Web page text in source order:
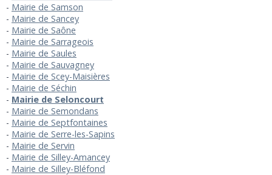
Mairie de Samson
Mairie de Sancey
Mairie de Saône
Mairie de Sarrageois
Mairie de Saules
Mairie de Sauvagney
Mairie de Scey-Maisières
Mairie de Séchin
Mairie de Seloncourt
Mairie de Semondans
Mairie de Septfontaines
Mairie de Serre-les-Sapins
Mairie de Servin
Mairie de Silley-Amancey
Mairie de Silley-Bléfond